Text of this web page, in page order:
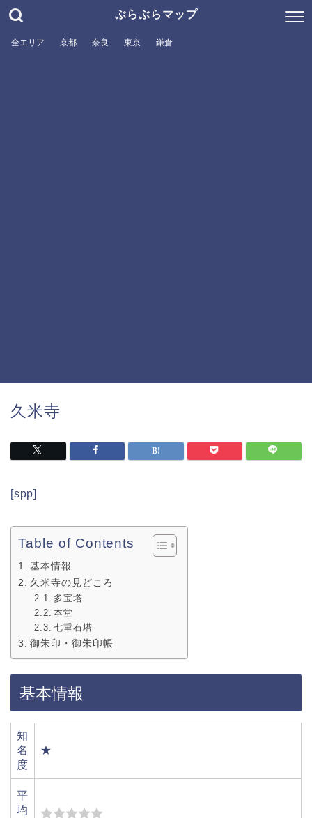
ぶらぶらマップ
全エリア 京都 奈良 東京 鎌倉
久米寺
[spp]
Table of Contents
基本情報
久米寺の見どころ
多宝塔
本堂
七重石塔
御朱印・御朱印帳
基本情報
知
名
度
★
平
均